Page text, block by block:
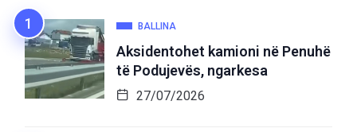
BALLINA
Aksidentohet kamioni në Penuhë
të Podujevës, ngarkesa
27/07/2026